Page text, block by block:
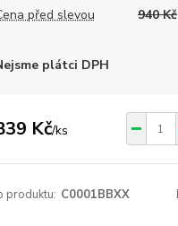
před slevou
940 Kč
plátci DPH
Kč/ks
produktu: C0001BBXX